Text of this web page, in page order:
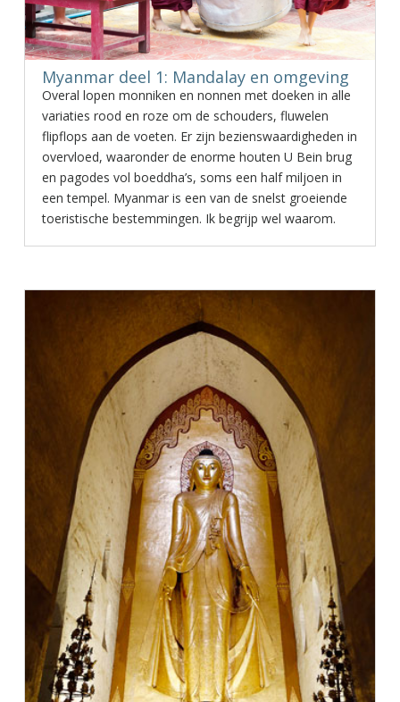
Myanmar deel 1: Mandalay en omgeving
Overal lopen monniken en nonnen met doeken in alle
variaties rood en roze om de schouders, fluwelen
flipflops aan de voeten. Er zijn bezienswaardigheden in
overvloed, waaronder de enorme houten U Bein brug
en pagodes vol boeddha’s, soms een half miljoen in
een tempel. Myanmar is een van de snelst groeiende
toeristische bestemmingen. Ik begrijp wel waarom.